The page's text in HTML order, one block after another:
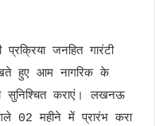
जनहित गारंटी
हुए आम नागरिक के
सुनिश्चित कराएं। लखनऊ
02 महीने में प्रारंभ करा